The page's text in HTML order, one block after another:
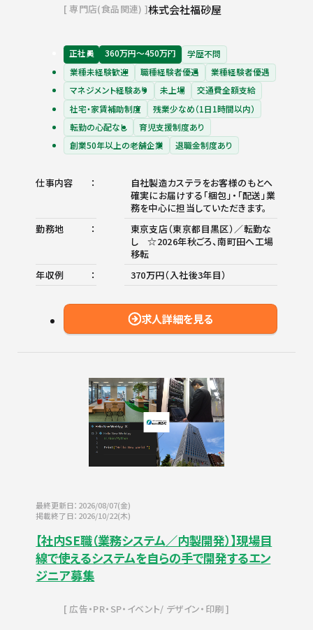
専門店(食品関連) 株式会社福砂屋
正社員 360万円〜450万円
学歴不問
業種未経験歓迎
職種経験者優遇
業種経験者優遇
マネジメント経験あり
未上場
交通費全額支給
社宅・家賃補助制度
残業少なめ（1日1時間以内）
転勤の心配なし
育児支援制度あり
創業50年以上の老舗企業
退職金制度あり
仕事内容
自社製造カステラをお客様のもとへ
確実にお届けする「梱包」・「配送」業
務を中心に担当していただきます。
勤務地
東京支店（東京都目黒区）／転勤な
し ☆2026年秋ごろ、南町田へ工場
移転
年収例
370万円（入社後3年目）
求人詳細を見る
最終更新日：2026/08/07(金)
掲載終了日：2026/10/22(木)
【社内SE職（業務システム／内製開発）】現場目
線で使えるシステムを自らの手で開発するエン
ジニア募集
広告・PR・SP・イベント デザイン・印刷